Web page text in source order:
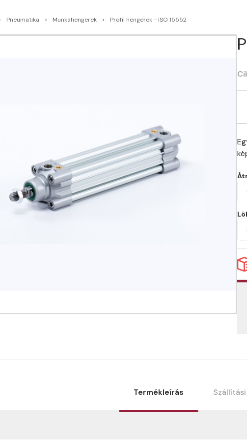
Pneumatika Munkahengerek Profil hengerek - ISO 15552
Termékleírás